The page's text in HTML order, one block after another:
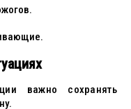
важно сохранять